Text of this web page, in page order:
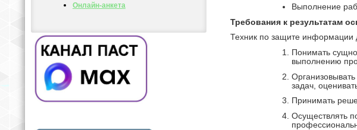
Онлайн-анкета
Выполнение
Требования к результатам
Техник по защите информации
Понимать
выполнению
задач,
Принимать
Осуществлять